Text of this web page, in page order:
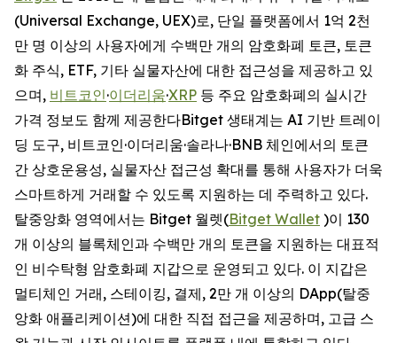
(Universal Exchange, UEX)로, 단일 플랫폼에서 1억 2천
만 명 이상의 사용자에게 수백만 개의 암호화폐 토큰, 토큰
화 주식, ETF, 기타 실물자산에 대한 접근성을 제공하고 있
으며, 비트코인·이더리움·XRP 등 주요 암호화폐의 실시간
가격 정보도 함께 제공한다Bitget 생태계는 AI 기반 트레이
딩 도구, 비트코인·이더리움·솔라나·BNB 체인에서의 토큰
간 상호운용성, 실물자산 접근성 확대를 통해 사용자가 더욱
스마트하게 거래할 수 있도록 지원하는 데 주력하고 있다.
탈중앙화 영역에서는 Bitget 월렛(Bitget Wallet )이 130
개 이상의 블록체인과 수백만 개의 토큰을 지원하는 대표적
인 비수탁형 암호화폐 지갑으로 운영되고 있다. 이 지갑은
멀티체인 거래, 스테이킹, 결제, 2만 개 이상의 DApp(탈중
앙화 애플리케이션)에 대한 직접 접근을 제공하며, 고급 스